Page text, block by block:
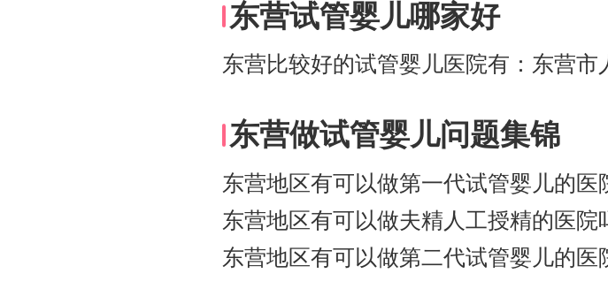
东营试管婴儿哪家好
东营比较好的试管婴儿医院有：东营市
东营做试管婴儿问题集锦
东营地区有可以做第一代试管婴儿的医
东营地区有可以做夫精人工授精的医院
东营地区有可以做第二代试管婴儿的医